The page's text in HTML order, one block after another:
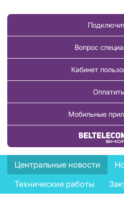
Вопрос
Кабинет
Оплатить
Мобильные
Купить
News
menu
Центральные новости
Технические работы